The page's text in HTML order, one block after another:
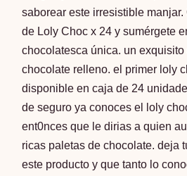
saborear este irresistible
de Loly Choc x 24 y sumérgete
chocolatesca única. un
chocolate relleno. el primer loly
disponible en caja de 24
de seguro ya conoces el loly
ent0nces que le dirias a quien
ricas paletas de chocolate. deja
este producto y que tanto lo